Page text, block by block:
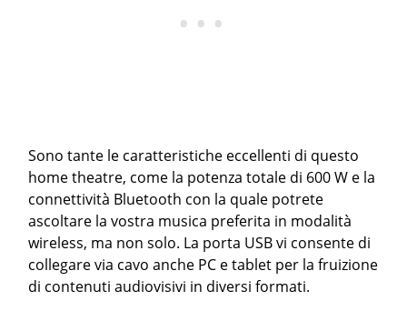
Sono tante le caratteristiche eccellenti di questo
home theatre, come la potenza totale di 600 W e la
connettività Bluetooth con la quale potrete
ascoltare la vostra musica preferita in modalità
wireless, ma non solo. La porta USB vi consente di
collegare via cavo anche PC e tablet per la fruizione
di contenuti audiovisivi in diversi formati.